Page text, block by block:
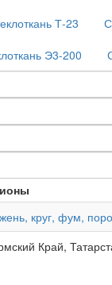
Т-23
Э3-200
круг, фум,
Край,